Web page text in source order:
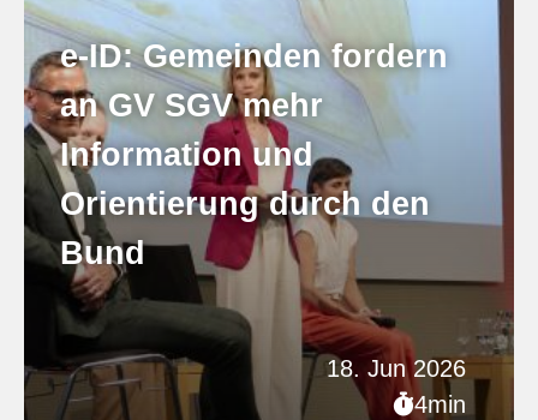
18. Jun 2026
4min
e-ID: Gemeinden fordern
an GV SGV mehr
Information und
Orientierung durch den
Bund